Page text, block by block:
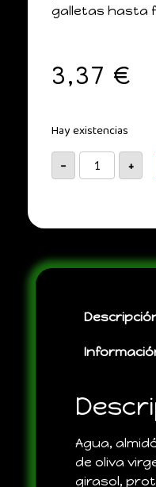
galletas hasta
3,37 €
Hay existencias
- +
Agua,
de oliva
girasol,